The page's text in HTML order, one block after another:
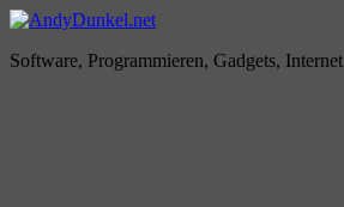
Zum
springen
AndyDunkel.net
Software, Programmieren, Gadgets, Internet